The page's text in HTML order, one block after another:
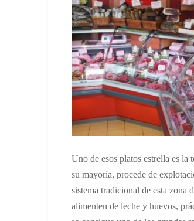
Uno de esos platos estrella es la
su mayoría, procede de
sistema tradicional de esta zona
alimenten de leche y huevos,